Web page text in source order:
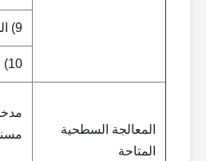
9) التطبيق
10) الضمان
المعالجة السطحية
المتاحة